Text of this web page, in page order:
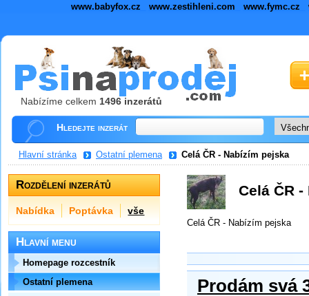
www.babyfox.cz www.zestihleni.com www.fymc.cz
Nabízíme celkem 1496 inzerátů
Hledejte inzerát
Hlavní stránka Ostatní plemena Celá ČR - Nabízím pejska
Celá ČR
Celá ČR - Nabízím pejska
Prodám svá
Rozdělení inzerátů
Nabídka Poptávka vše
Hlavní menu
Homepage rozcestník
Ostatní plemena